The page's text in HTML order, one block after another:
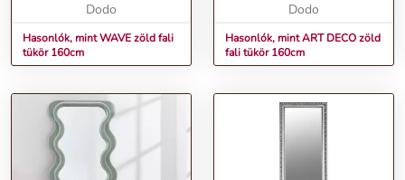
Dodo
Hasonlók, mint WAVE zöld fali
tükör 160cm
Dodo
Hasonlók, mint ART DECO zöld
fali tükör 160cm